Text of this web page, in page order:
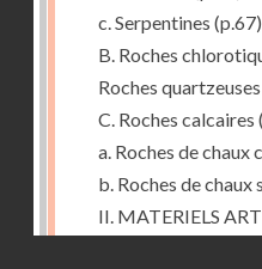
c. Serpentines (p.67)
B. Roches
Roches quartzeuses
C. Roches calcaires
a. Roches de chaux
b. Roches de chaux
II. MATERIELS